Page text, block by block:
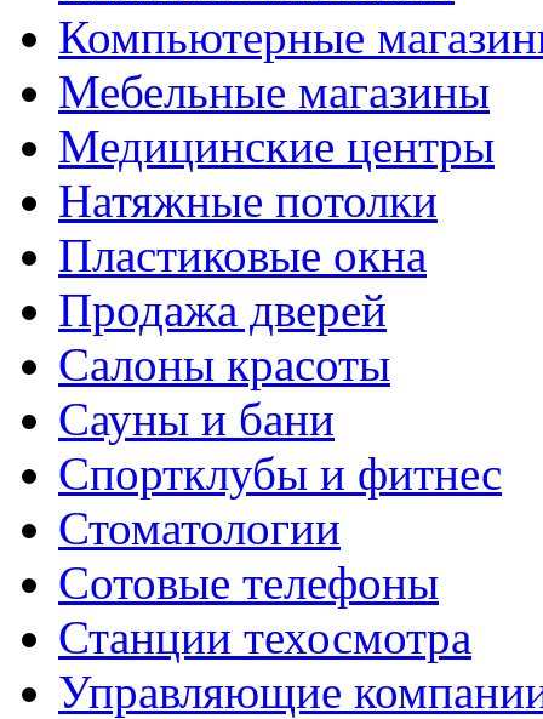
Компьютерные
Мебельные магазины
Медицинские центры
Натяжные потолки
Пластиковые окна
Продажа дверей
Салоны красоты
Сауны и бани
Спортклубы и фитнес
Стоматологии
Сотовые телефоны
Станции техосмотра
Управляющие